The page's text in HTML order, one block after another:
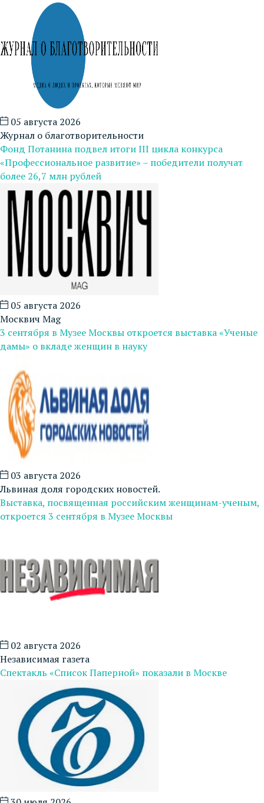
05 августа 2026
Журнал о благотворительности
Фонд Потанина подвел итоги III цикла конкурса
«Профессиональное развитие» – победители получат
более 26,7 млн рублей
05 августа 2026
Москвич Mag
3 сентября в Музее Москвы откроется выставка «Ученые
дамы» о вкладе женщин в науку
03 августа 2026
Львиная доля городских новостей.
Выставка, посвященная российским женщинам-ученым,
откроется 3 сентября в Музее Москвы
02 августа 2026
Независимая газета
Спектакль «Список Паперной» показали в Москве